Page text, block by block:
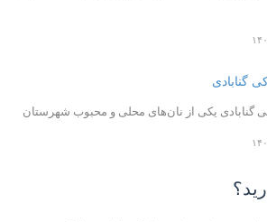
گنابادی
گنابادی یکی از نان‌های محلی و محبوب شهرستان